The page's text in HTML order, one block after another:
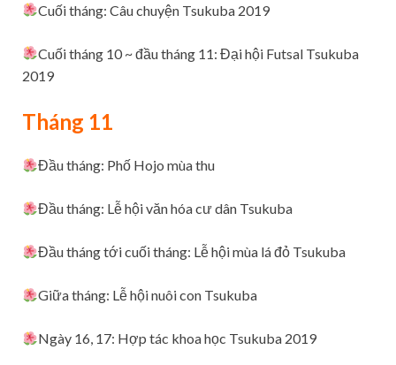
Cuối tháng: Câu chuyện Tsukuba 2019
Cuối tháng 10 ~ đầu tháng 11: Đại hội Futsal Tsukuba
2019
Tháng 11
Đầu tháng: Phố Hojo mùa thu
Đầu tháng: Lễ hội văn hóa cư dân Tsukuba
Đầu tháng tới cuối tháng: Lễ hội mùa lá đỏ Tsukuba
Giữa tháng: Lễ hội nuôi con Tsukuba
Ngày 16, 17: Hợp tác khoa học Tsukuba 2019